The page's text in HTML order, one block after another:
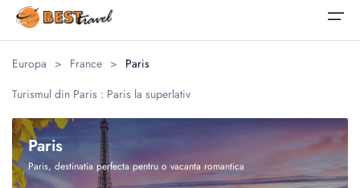
Acasă
Vacanțe
Vacanțe
Oferte Speciale
Corporate
Corporate
Călătorii pentru Afaceri
Europa > France > Paris
Turismul din Paris : Paris la superlativ
Paris
Paris, destinatia perfecta pentru o vacanta romantica
Alegeți limba
English Română